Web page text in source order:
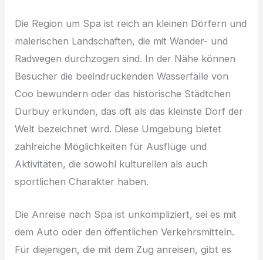
Die Region um Spa ist reich an kleinen Dörfern und
malerischen Landschaften, die mit Wander- und
Radwegen durchzogen sind. In der Nähe können
Besucher die beeindruckenden Wasserfälle von
Coo bewundern oder das historische Städtchen
Durbuy erkunden, das oft als das kleinste Dorf der
Welt bezeichnet wird. Diese Umgebung bietet
zahlreiche Möglichkeiten für Ausflüge und
Aktivitäten, die sowohl kulturellen als auch
sportlichen Charakter haben.
Die Anreise nach Spa ist unkompliziert, sei es mit
dem Auto oder den öffentlichen Verkehrsmitteln.
Für diejenigen, die mit dem Zug anreisen, gibt es